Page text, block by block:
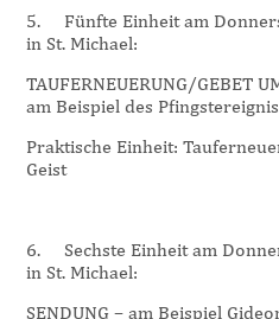
5.
Fünfte Einheit am
in St. Michael:
TAUFERNEUERUNG/GEBET
am Beispiel des
Praktische Einheit:
Geist
6. Sechste Einheit am
in St. Michael:
SENDUNG – am Beispiel